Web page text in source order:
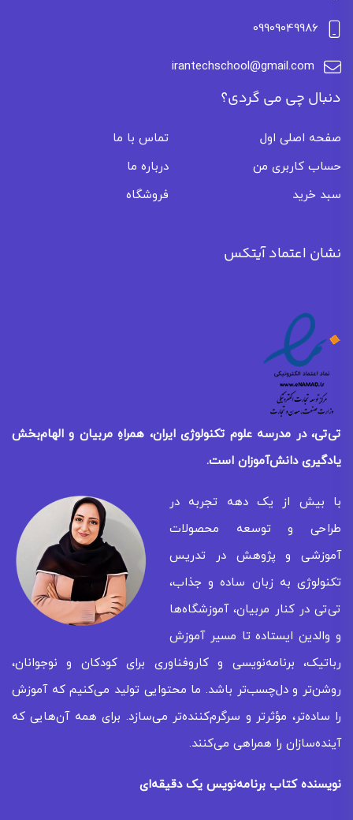
09909049986
irantechschool@gmail.com
دنبال چی می گردی؟
صفحه اصلی اول
تماس با ما
حساب کاربری من
درباره ما
سبد خرید
فروشگاه
نشان اعتماد آیتکس
تی‌تی، در مدرسه علوم تکنولوژی ایران، همراهِ مربیان و الهام‌بخش
یادگیریدانش‌آموزان است.
با بیش از یک دهه تجربه در
طراحی و توسعه محصولات
آموزشی و پژوهش در تدریس
تکنولوژی به زبان ساده و جذاب،
تی‌تی در کنار مربیان، آموزشگاه‌ها
و والدین ایستاده تا مسیر آموزش
رباتیک، برنامه‌نویسی و کاروفناوری برای کودکان و نوجوانان،
روشن‌تر و دل‌چسب‌تر باشد. ما محتوایی تولید می‌کنیم که آموزش
را ساده‌تر، مؤثرتر و سرگرم‌کننده‌تر می‌سازد. برای همه‌ آن‌هایی که
آینده‌سازان را همراهی می‌کنند.
نویسنده کتاب برنامه‌نویس یک دقیقه‌ای